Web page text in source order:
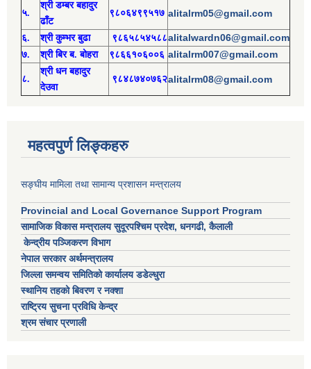
५.
श्री डम्बर बहादुर
ढाँट
९८०६४९९५१७ alitalrm05@gmail.com
६. श्री कुम्भर बुढा ९८६५८५४५८८alitalwardn06@gmail.com
७. श्री बिर ब. बोहरा ९८६६१०६००६ alitalrm007@gmail.com
८.
श्री धन बहादुर
देउवा
९८४८७४०७६२alitalrm08@gmail.com
महत्वपुर्ण लिङ्कहरु
सङ्घीय मामिला तथा सामान्य प्रशासन मन्त्रालय
Provincial and Local Governance Support Program
सामाजिक विकास मन्त्रालय सुदूरपश्चिम प्रदेश, धनगढी, कैलाली
केन्द्रीय पञ्जिकरण विभाग
नेपाल सरकार अर्थमन्त्रालय
जिल्ला समन्वय समितिको कार्यालय डडेल्धुरा
स्थानिय तहको बिवरण र नक्शा
राष्ट्रिय सुचना प्रविधि केन्द्र
श्रम संचार प्रणाली